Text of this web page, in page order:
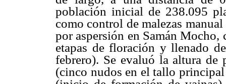
población inicial de 238.095
como control de malezas
por aspersión en Samán Mocho,
etapas de floración y llenado
febrero). Se evaluó la altura de
(cinco nudos en el tallo